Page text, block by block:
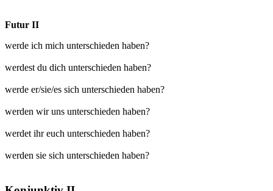
Futur II
werde ich mich unterschieden haben?
werdest du dich unterschieden haben?
werde er/sie/es sich unterschieden haben?
werden wir uns unterschieden haben?
werdet ihr euch unterschieden haben?
werden sie sich unterschieden haben?